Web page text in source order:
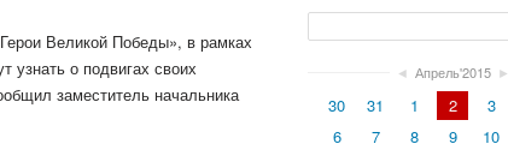
Великой Победы», в рамках
узнать о подвигах своих
заместитель начальника
◄ Апрель'2015 ►
30 31 1 2 3
6
7 8 9 10